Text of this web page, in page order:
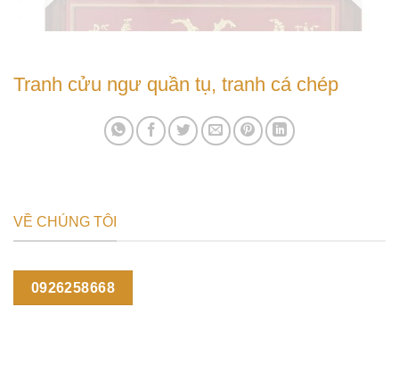
Tranh cửu ngư quần tụ, tranh cá chép
VỀ CHÚNG TÔI
0926258668